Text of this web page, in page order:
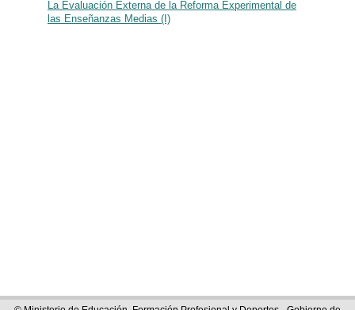
La Evaluación Externa de la Reforma Experimental de
las Enseñanzas Medias (I)